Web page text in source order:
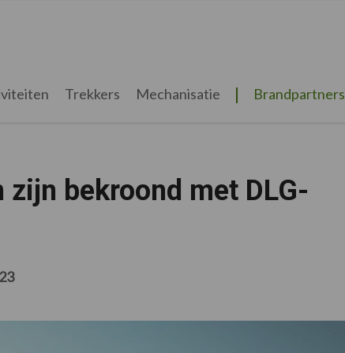
Trekkers Mechanisatie Brandpartners
bekroond met DLG-